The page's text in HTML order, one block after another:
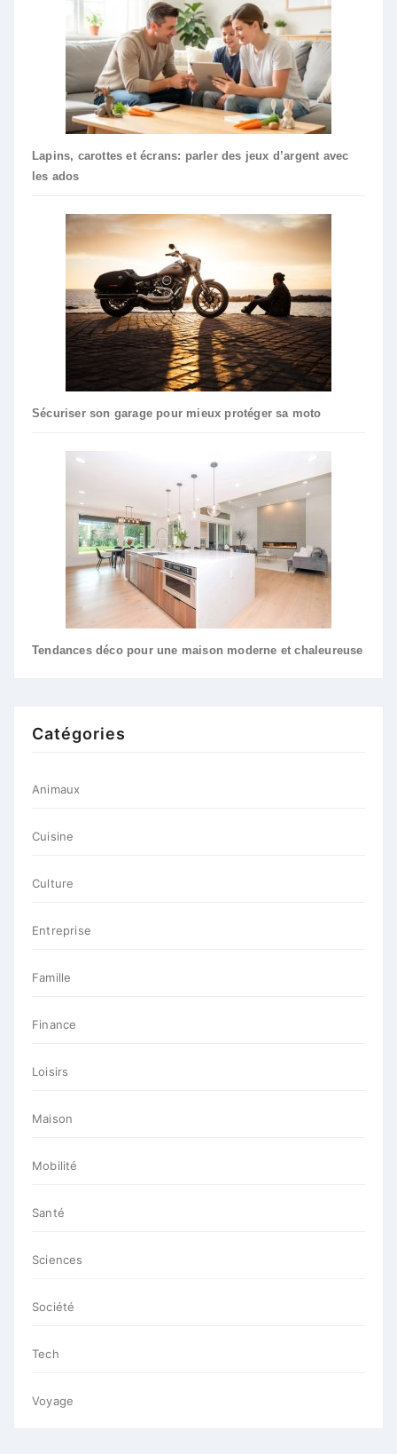
Lapins, carottes et écrans: parler des jeux d’argent avec
les ados
Sécuriser son garage pour mieux protéger sa moto
Tendances déco pour une maison moderne et chaleureuse
Catégories
Animaux
Cuisine
Culture
Entreprise
Famille
Finance
Loisirs
Maison
Mobilité
Santé
Sciences
Société
Tech
Voyage